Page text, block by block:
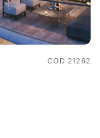
COD 21262